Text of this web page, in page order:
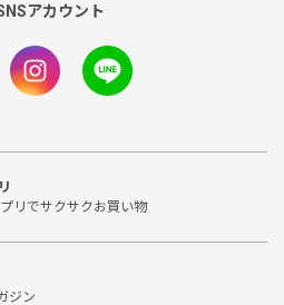
アカウント
リでサクサクお買い物
ジン